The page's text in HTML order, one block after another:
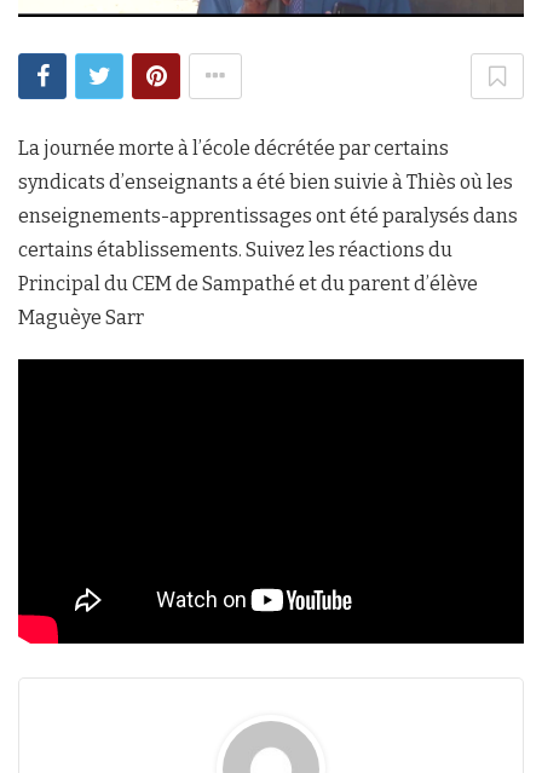
La journée morte à l’école décrétée par certains
syndicats d’enseignants a été bien suivie à Thiès où les
enseignements-apprentissages ont été paralysés dans
certains établissements. Suivez les réactions du
Principal du CEM de Sampathé et du parent d’élève
Maguèye Sarr